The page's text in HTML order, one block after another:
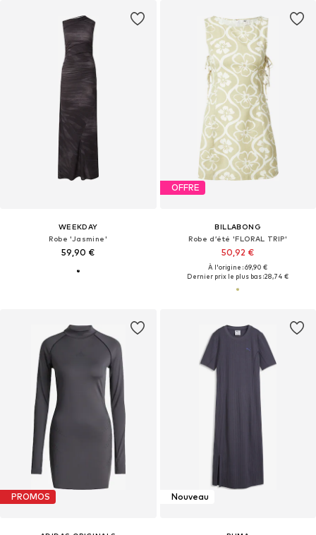
WEEKDAY
Robe 'Jasmine'
59,90 €
OFFRE
BILLABONG
Robe d’été 'FLORAL TRIP'
50,92 €
À l'origine : 69,90 €
Dernier prix le plus bas :28,74 €
PROMOS Nouveau